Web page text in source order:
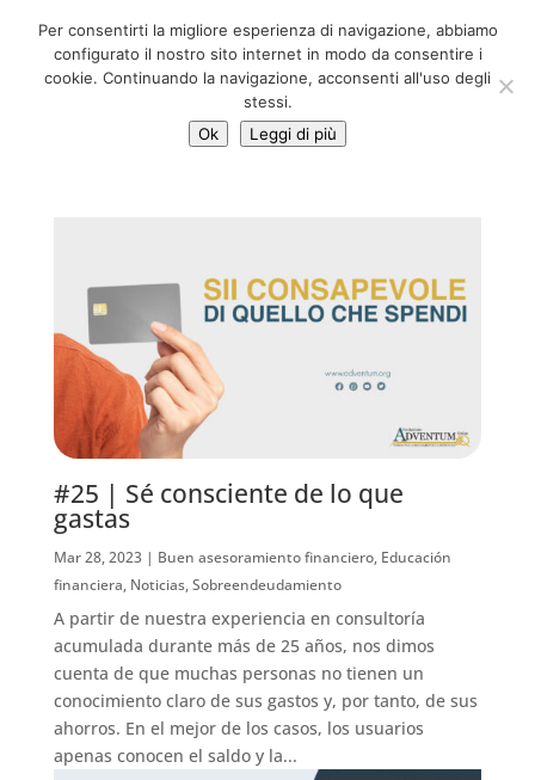
info@adventum.org
#25 | Sé consciente de lo que
gastas
Mar 28, 2023| Buen asesoramiento financiero, Educación
financiera, Noticias,Sobreendeudamiento
A partir de nuestra experiencia en consultoría
acumulada durante más de 25 años, nos dimos
cuenta de que muchas personas no tienen un
conocimiento claro de sus gastos y, por tanto, de sus
ahorros. En el mejor de los casos, los usuarios
apenas conocen el saldo y la...
Per consentirti la migliore esperienza di navigazione, abbiamo
configurato il nostro sito internet in modo da consentire i
cookie. Continuando la navigazione, acconsenti all'uso degli
stessi.
Ok
Leggi di più